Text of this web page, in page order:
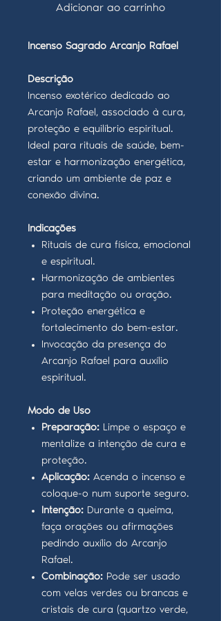
Adicionar ao carrinho
Incenso Sagrado Arcanjo Rafael
Descrição
Incenso exotérico dedicado ao
Arcanjo Rafael, associado à cura,
proteção e equilíbrio espiritual.
Ideal para rituais de saúde, bem-
estar e harmonização energética,
criando um ambiente de paz e
conexão divina.
Indicações
Rituais de cura física, emocional
e espiritual.
Harmonização de ambientes
para meditação ou oração.
Proteção energética e
fortalecimento do bem-estar.
Invocação da presença do
Arcanjo Rafael para auxílio
espiritual.
Modo de Uso
Preparação: Limpe o espaço e
mentalize a intenção de cura e
proteção.
Aplicação: Acenda o incenso e
coloque-o num suporte seguro.
Intenção: Durante a queima,
faça orações ou afirmações
pedindo auxílio do Arcanjo
Rafael.
Combinação: Pode ser usado
com velas verdes ou brancas e
cristais de cura (quartzo verde,